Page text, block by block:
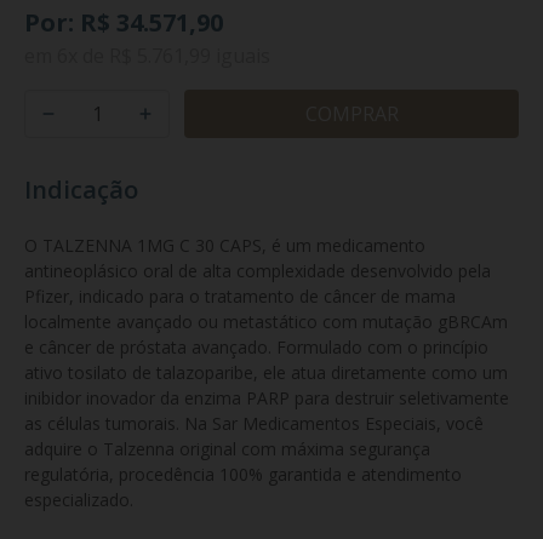
Por: R$ 34.571,90
Indicação
O TALZENNA 1MG C 30 CAPS, é um medicamento
antineoplásico oral de alta complexidade desenvolvido pela
Pfizer, indicado para o tratamento de câncer de mama
localmente avançado ou metastático com mutação gBRCAm
e câncer de próstata avançado. Formulado com o princípio
ativo tosilato de talazoparibe, ele atua diretamente como um
inibidor inovador da enzima PARP para destruir seletivamente
as células tumorais. Na Sar Medicamentos Especiais, você
adquire o Talzenna original com máxima segurança
regulatória, procedência 100% garantida e atendimento
especializado.